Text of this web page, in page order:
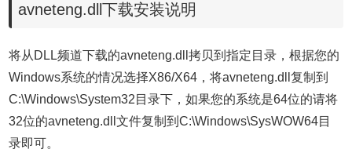
avneteng.dll下载安装说明
将从DLL频道下载的avneteng.dll拷贝到指定目录，根据您的
Windows系统的情况选择X86/X64，将avneteng.dll复制到
C:\Windows\System32目录下，如果您的系统是64位的请将
32位的avneteng.dll文件复制到C:\Windows\SysWOW64目
录即可。